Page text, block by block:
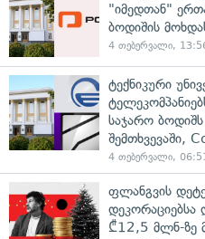
"იმედთან"
ბოდიშის
4 თებერვალი,
ტექნიკური
საჯარო
შემთხვევაში,
4 თებერვალი,
ფლანგვის
დეკორაციებსა
₾12,5 მლნ-ზე